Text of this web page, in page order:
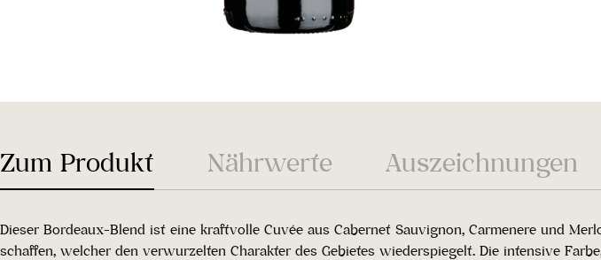
Zum Produkt Nährwerte Auszeichnungen
Dieser Bordeaux-Blend ist eine kraftvolle Cuvée aus Cabernet Sauvignon, Carmenere und
schaffen, welcher den verwurzelten Charakter des Gebietes wiederspiegelt. Die intensive